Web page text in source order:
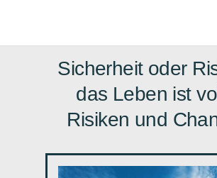
Sicherheit oder
das Leben ist
Risiken und